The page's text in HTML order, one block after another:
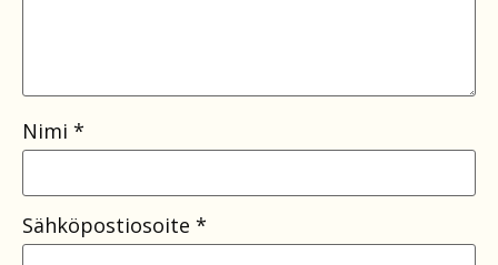
Nimi *
Sähköpostiosoite *